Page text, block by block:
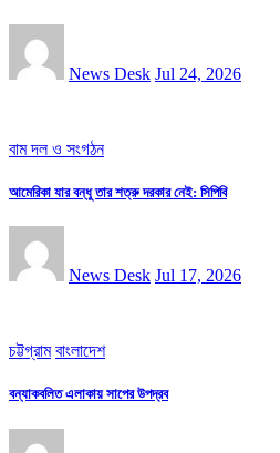
News Desk Jul 24, 2026
বাম দল ও সংগঠন
আমেরিকা যার বন্ধু তার শত্রু দরকার নেই: সিপিবি
News Desk Jul 17, 2026
চট্টগ্রাম বাংলাদেশ
বন্যাকবলিত এলাকায় সাপের উপদ্রব